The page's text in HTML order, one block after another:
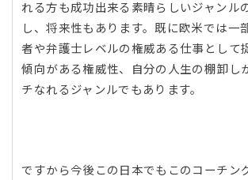
れる方も成功出来る素晴らしいジャンル
し、将来性もあります。既に欧米では一
者や弁護士レベルの権威ある仕事として
傾向がある権威性、自分の人生の棚卸し
チなれるジャンルでもあります。
ですから今後この日本でもこのコーチン